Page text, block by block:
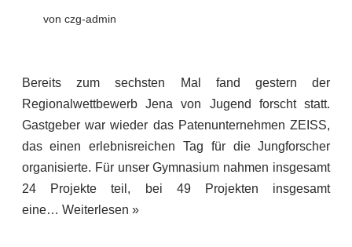
von czg-admin
Bereits zum sechsten Mal fand gestern der
Regionalwettbewerb Jena von Jugend forscht statt.
Gastgeber war wieder das Patenunternehmen ZEISS,
das einen erlebnisreichen Tag für die Jungforscher
organisierte. Für unser Gymnasium nahmen insgesamt
24 Projekte teil, bei 49 Projekten insgesamt
eine… Weiterlesen »